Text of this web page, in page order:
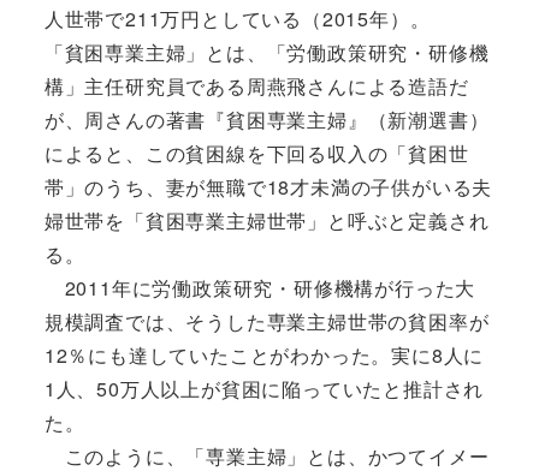
人世帯で211万円としている（2015年）。
「貧困専業主婦」とは、「労働政策研究・研修機
構」主任研究員である周燕飛さんによる造語だ
が、周さんの著書『貧困専業主婦』（新潮選書）
によると、この貧困線を下回る収入の「貧困世
帯」のうち、妻が無職で18才未満の子供がいる夫
婦世帯を「貧困専業主婦世帯」と呼ぶと定義され
る。
2011年に労働政策研究・研修機構が行った大
規模調査では、そうした専業主婦世帯の貧困率が
12％にも達していたことがわかった。実に8人に
1人、50万人以上が貧困に陥っていたと推計され
た。
このように、「専業主婦」とは、かつてイメー